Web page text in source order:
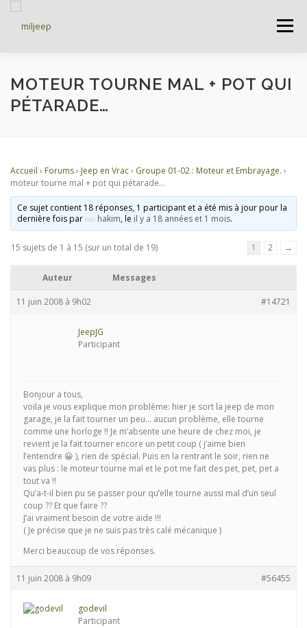
Menu
ACCUEIL ARTICLES PETITES ANNONCES
DOCUMENTATIONS FORUMS
CONNEXION
MOTEUR TOURNE MAL + POT QUI
PÉTARADE…
Accueil › Forums› Jeep en Vrac› Groupe 01-02 : Moteur et Embrayage. ›
moteur tourne mal + pot qui pétarade…
Ce sujet contient 18 réponses, 1 participant et a été mis à jour pour la
dernière fois par
hakim, le il y a 18 années et 1 mois.
15 sujets de 1 à 15 (sur un total de 19) 1 2 →
Auteur Messages
11 juin 2008 à 9h02 #14721
JeepJG
Participant
Bonjour a tous,
voila je vous explique mon problème: hier je sort la jeep de mon
garage, je la fait tourner un peu… aucun problème, elle tourne
comme une horloge !! Je m’absente une heure de chez moi, je
revient je la fait tourner encore un petit coup ( j’aime bien
l’entendre 😀 ), rien de spécial. Puis en la rentrant le soir, rien ne
vas plus : le moteur tourne mal et le pot me fait des pet, pet, pet a
tout va !!
Qu’a-t-il bien pu se passer pour qu’elle tourne aussi mal d’un seul
coup ?? Et que faire ??
J’ai vraiment besoin de votre aide !!!
( Je précise que je ne suis pas très calé mécanique )
Merci beaucoup de vos réponses.
11 juin 2008 à 9h09 #56455
godevil
Participant